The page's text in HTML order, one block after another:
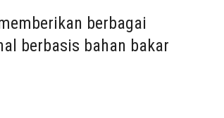
berbagai
berbasis bahan bakar